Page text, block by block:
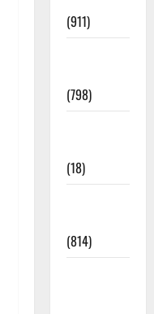
(911)
(798)
(18)
(814)